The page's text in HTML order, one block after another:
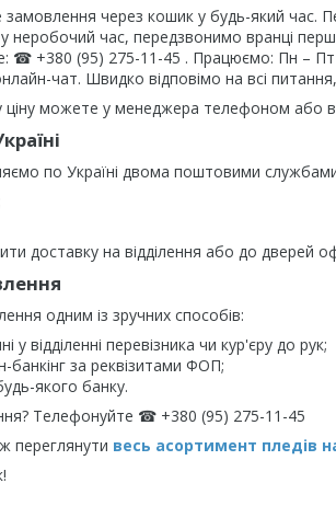
через кошик у будь-який час.
у неробочий час, передзвонимо вранці
☎ +380 (95) 275-11-45 . Працюємо: Пн – Пт
чат. Швидко відповімо на всі
ціну можете у менеджера телефоном або в
по Україні двома поштовими
доставку на відділення або до дверей
одним із зручних способів:
у відділенні перевізника чи кур'єру до рук;
банкінг за реквізитами ФОП;
якого банку.
Телефонуйте ☎ +380 (95) 275-11-45
переглянути весь асортимент пледів